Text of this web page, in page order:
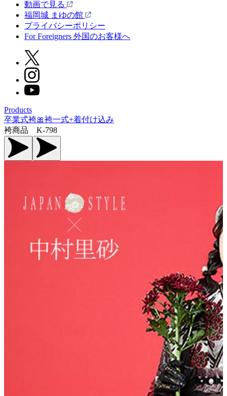
動画で見る
福岡城 まゆの館
プライバシーポリシー
For Foreigners 外国のお客様へ
Products
卒業式袴🎀袴一式+着付け込み
袴商品 K-798